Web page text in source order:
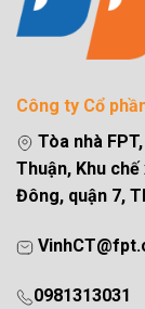
Công ty Cổ
Tòa nhà
Thuận, Khu
Đông, quận 7,
0981313031